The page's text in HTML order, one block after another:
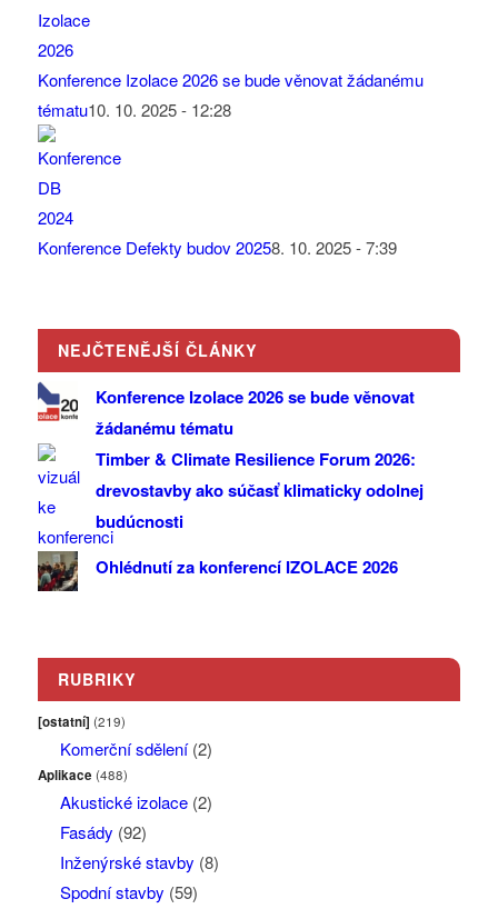
Konference Izolace 2026 se bude věnovat žádanému
tématu10. 10. 2025 - 12:28
Konference Defekty budov 20258. 10. 2025 - 7:39
NEJČTENĚJŠÍ ČLÁNKY
Konference Izolace 2026 se bude věnovat
žádanému tématu
Timber & Climate Resilience Forum 2026:
drevostavby ako súčasť klimaticky odolnej
budúcnosti
Ohlédnutí za konferencí IZOLACE 2026
RUBRIKY
[ostatní] (219)
Komerční sdělení(2)
Aplikace (488)
Akustické izolace(2)
Fasády (92)
Inženýrské stavby (8)
Spodní stavby (59)